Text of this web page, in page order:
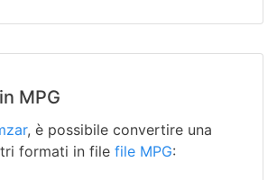
MPG
, è possibile convertire una
formati in file file MPG: